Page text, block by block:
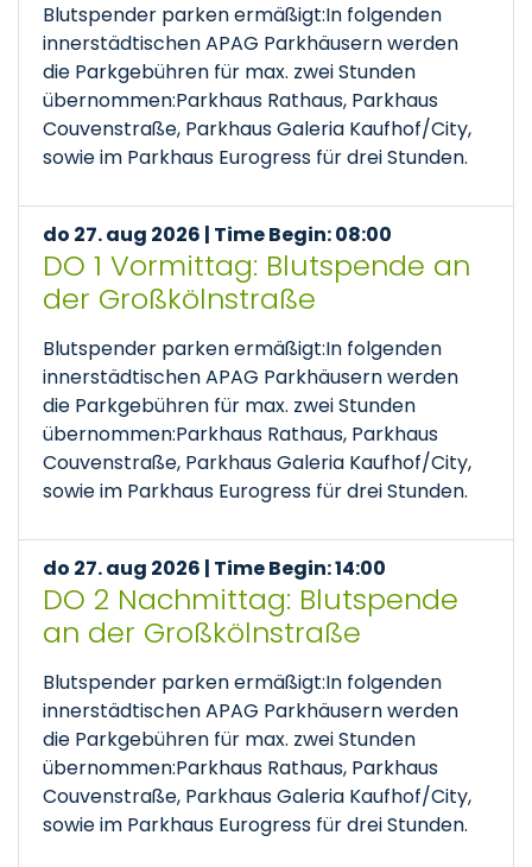
Blutspender parken ermäßigt:In folgenden
innerstädtischen APAG Parkhäusern werden
die Parkgebühren für max. zwei Stunden
übernommen:Parkhaus Rathaus, Parkhaus
Couvenstraße, Parkhaus Galeria Kaufhof/City,
sowie im Parkhaus Eurogress für drei Stunden.
do 27. aug 2026 | Time Begin: 08:00
DO 1 Vormittag: Blutspende an
der Großkölnstraße
Blutspender parken ermäßigt:In folgenden
innerstädtischen APAG Parkhäusern werden
die Parkgebühren für max. zwei Stunden
übernommen:Parkhaus Rathaus, Parkhaus
Couvenstraße, Parkhaus Galeria Kaufhof/City,
sowie im Parkhaus Eurogress für drei Stunden.
do 27. aug 2026 | Time Begin: 14:00
DO 2 Nachmittag: Blutspende
an der Großkölnstraße
Blutspender parken ermäßigt:In folgenden
innerstädtischen APAG Parkhäusern werden
die Parkgebühren für max. zwei Stunden
übernommen:Parkhaus Rathaus, Parkhaus
Couvenstraße, Parkhaus Galeria Kaufhof/City,
sowie im Parkhaus Eurogress für drei Stunden.